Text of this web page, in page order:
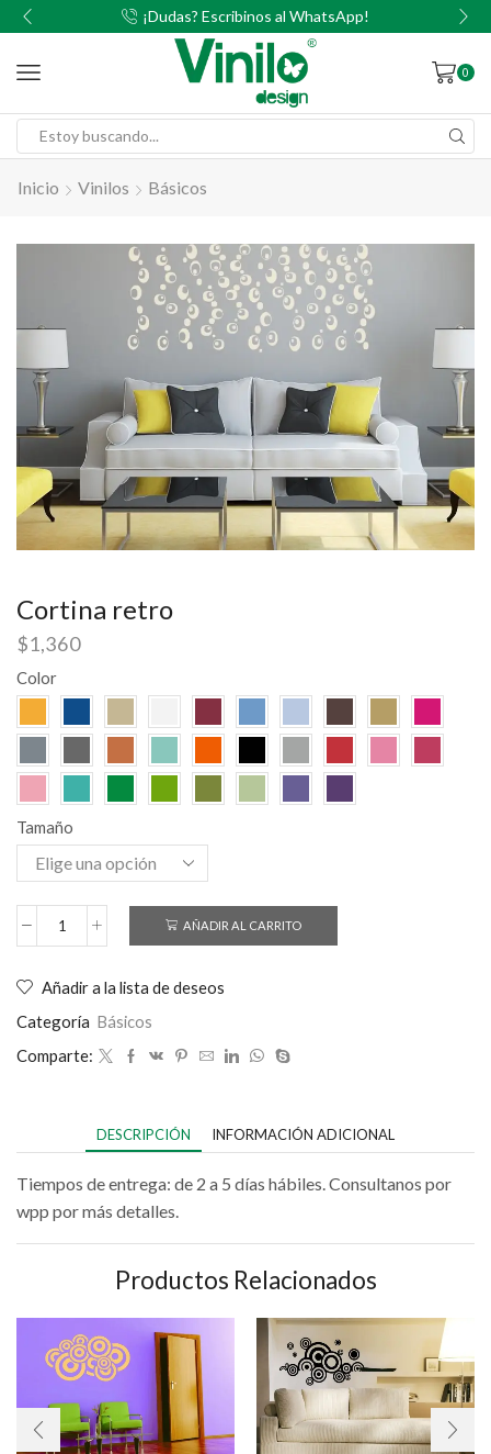
¡Dudas? Escribinos al WhatsApp!
0
Inicio Vinilos Básicos
Cortina retro
$1,360
Color
Tamaño
AÑADIR AL CARRITO
Añadir a la lista de deseos
Categoría Básicos
Comparte:
DESCRIPCIÓN INFORMACIÓN ADICIONAL
Tiempos de entrega: de 2 a 5 días hábiles. Consultanos por
wpp por más detalles.
Productos Relacionados